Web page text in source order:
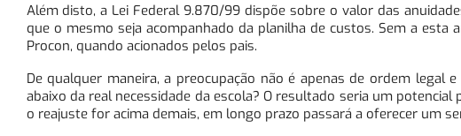
Além disto, a Lei Federal 9.870/99 dispõe sobre o valor das
que o mesmo seja acompanhado da planilha de custos. Sem a
Procon, quando acionados pelos pais.
De qualquer maneira, a preocupação não é apenas de ordem legal
abaixo da real necessidade da escola? O resultado seria um
o reajuste for acima demais, em longo prazo passará a oferecer um